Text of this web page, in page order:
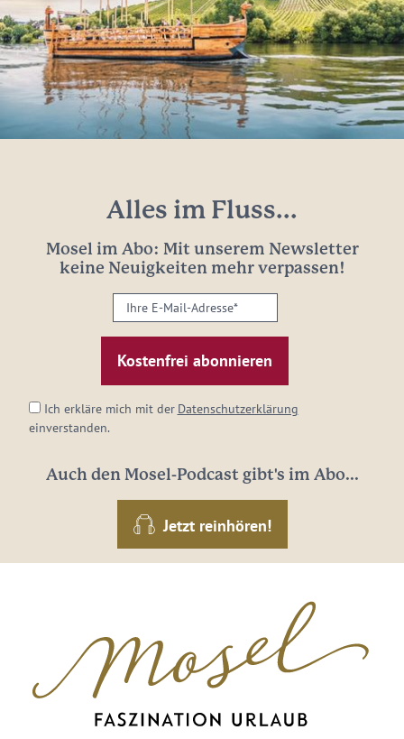
Alles im Fluss...
Mosel im Abo: Mit unserem Newsletter
keine Neuigkeiten mehr verpassen!
Ihre
E-
Mail-
Adresse:
Ich erkläre mich mit der Datenschutzerklärung
einverstanden.
Auch den Mosel-Podcast gibt's im Abo...
Jetzt reinhören!